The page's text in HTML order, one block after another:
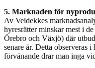
5. Marknaden för
Av Veidekkes
hyresrätter minskar mest i
Örebro och Växjö) där
senare år. Detta observeras
förvånande drar man inga